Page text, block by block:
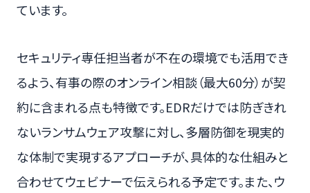
ています。
セキュリティ専任担当者が不在の環境でも活用でき
るよう、有事の際のオンライン相談（最大60分）が契
約に含まれる点も特徴です。EDRだけでは防ぎきれ
ないランサムウェア攻撃に対し、多層防御を現実的
な体制で実現するアプローチが、具体的な仕組みと
合わせてウェビナーで伝えられる予定です。また、ウ